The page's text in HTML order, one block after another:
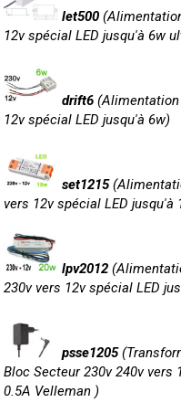
let500
12v spécial LED jusqu'à 6w
drift6
12v spécial LED jusqu'à 6w)
set1215
vers 12v spécial LED jusqu'à
lpv2012
230v vers 12v spécial LED
psse1205
Bloc Secteur 230v 240v vers
0.5A Velleman )